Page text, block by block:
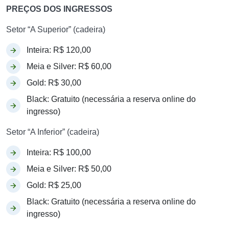
PREÇOS DOS INGRESSOS
Setor “A Superior” (cadeira)
Inteira: R$ 120,00
Meia e Silver: R$ 60,00
Gold: R$ 30,00
Black: Gratuito (necessária a reserva online do
ingresso)
Setor “A Inferior” (cadeira)
Inteira: R$ 100,00
Meia e Silver: R$ 50,00
Gold: R$ 25,00
Black: Gratuito (necessária a reserva online do
ingresso)